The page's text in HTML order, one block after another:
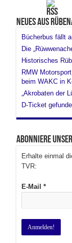
Neues aus
Bücherbus fällt
Die
Historisches
RMW
beim WAKC in
„Akrobaten der
D-Ticket
Abonniere
Erhalte einmal
TVR:
E-Mail *